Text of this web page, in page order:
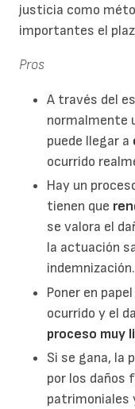
justicia como
importantes el
Pros
A través del
normalmente
puede llegar a
ocurrido
Hay un
tienen que
se valora el
la actuación
indemnización.
Poner en
ocurrido y el
proceso muy
Si se gana, la
por los daños
patrimoniales